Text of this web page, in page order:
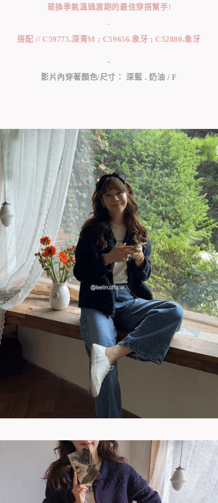
是換季氣溫過渡期的最佳穿搭幫手!
-
搭配 // C59775.深青M ; C59656.象牙 ; C52880.象牙
-
影片內穿著顏色/尺寸： 深藍 . 奶油 / F